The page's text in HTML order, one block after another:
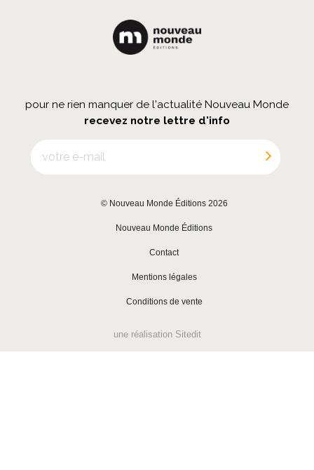
pour ne rien manquer de l'actualité Nouveau Monde
recevez notre lettre d'info
© Nouveau Monde Éditions 2026
Nouveau Monde Éditions
Contact
Mentions légales
Conditions de vente
une réalisation Sitedit